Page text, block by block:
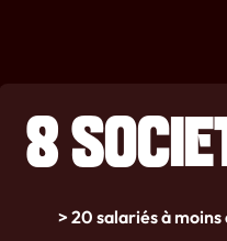
8
> 20 salariés à moins